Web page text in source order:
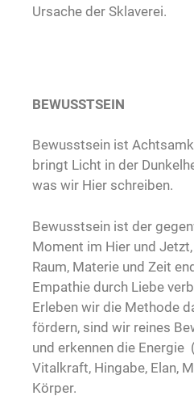
Ursache der Sklaverei.
BEWUSSTSEIN
Bewusstsein ist
bringt Licht in der
was wir Hier schreiben.
Bewusstsein ist der
Moment im Hier und
Raum, Materie und Zeit
Empathie durch Liebe
Erleben wir die Methode
fördern, sind wir reines
und erkennen die Energie
Vitalkraft, Hingabe, Elan,
Körper.